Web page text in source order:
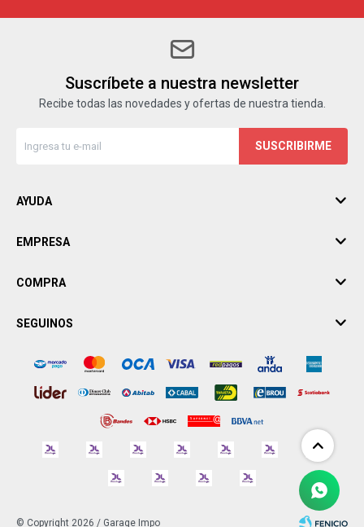
Suscríbete a nuestra newsletter
Recibe todas las novedades y ofertas de nuestra tienda.
SUSCRIBIRME
AYUDA
EMPRESA
COMPRA
SEGUINOS
© Copyright 2026 / Garage Impo